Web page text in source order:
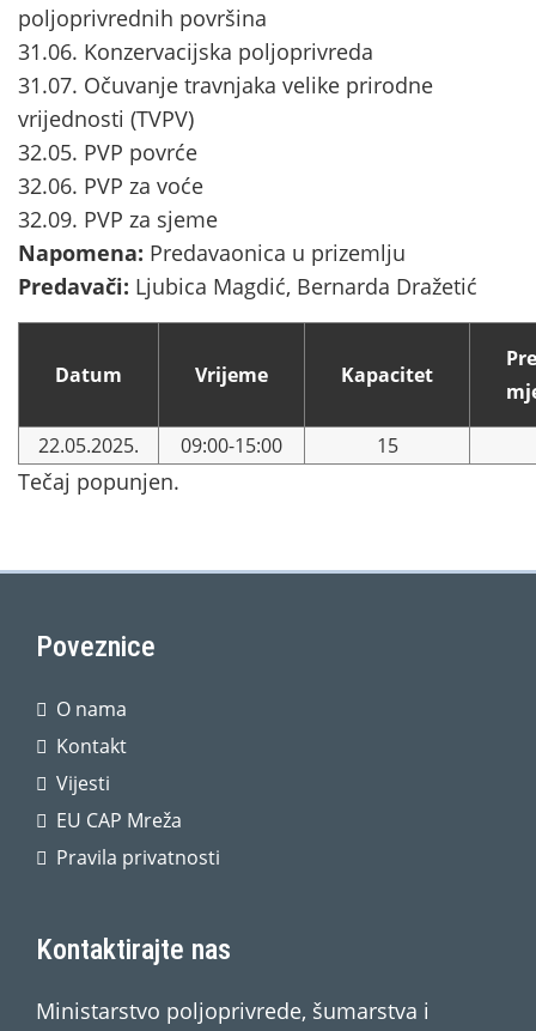
poljoprivrednih površina
31.06. Konzervacijska poljoprivreda
31.07. Očuvanje travnjaka velike prirodne
vrijednosti (TVPV)
32.05. PVP povrće
32.06. PVP za voće
32.09. PVP za sjeme
Napomena: Predavaonica u prizemlju
Predavači: Ljubica Magdić, Bernarda Dražetić
Datum Vrijeme Kapacitet
22.05.2025. 09:00-15:00 15
Tečaj popunjen.
Poveznice
O nama
Kontakt
Vijesti
EU CAP Mreža
Pravila privatnosti
Kontaktirajte nas
Ministarstvo poljoprivrede, šumarstva i